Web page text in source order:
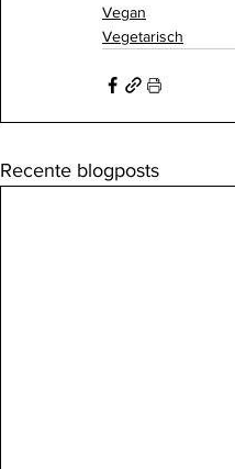
Vegan
Vegetarisch
Recente blogposts